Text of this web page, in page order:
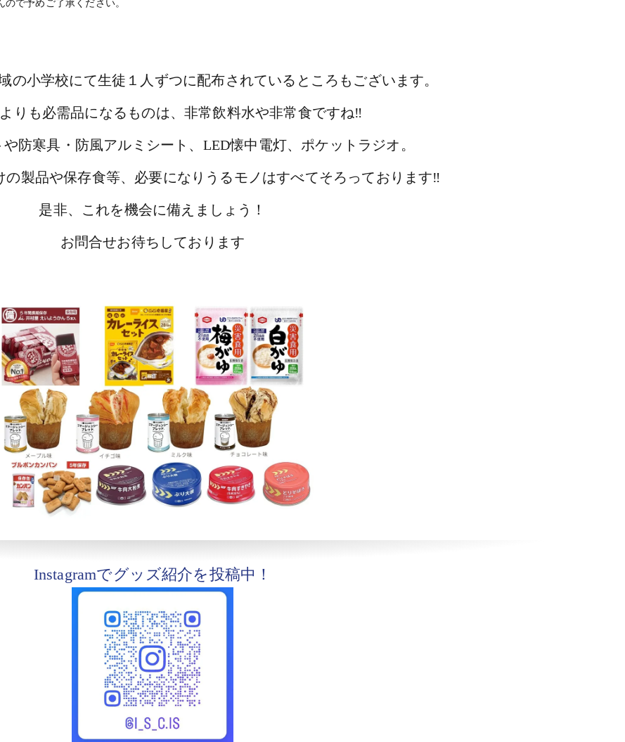
で予めご了承ください。
の小学校にて生徒１人ずつに配布されているところもございます。
りも必需品になるものは、非常飲料水や非常食ですね‼
防寒具・防風アルミシート、LED懐中電灯、ポケットラジオ。
の製品や保存食等、必要になりうるモノはすべてそろっております‼
是非、これを機会に備えましょう！
お問合せお待ちしております
Instagramでグッズ紹介を投稿中！